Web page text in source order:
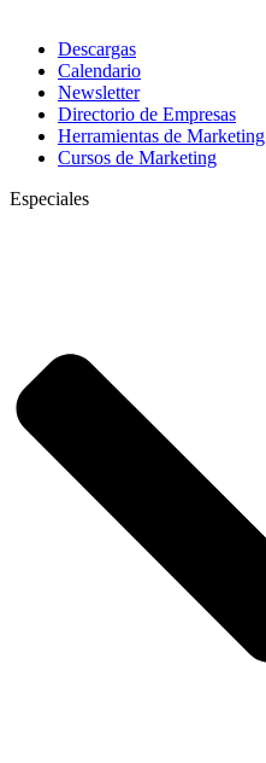
Descargas
Calendario
Newsletter
Directorio de Empresas
Herramientas de Marketing
Cursos de Marketing
Especiales